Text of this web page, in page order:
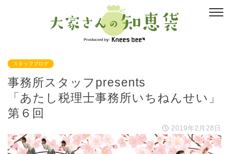
スタッフブログ
事務所スタッフpresents
「あたし税理士事務所いちねんせい」
第６回
2019年2月28日